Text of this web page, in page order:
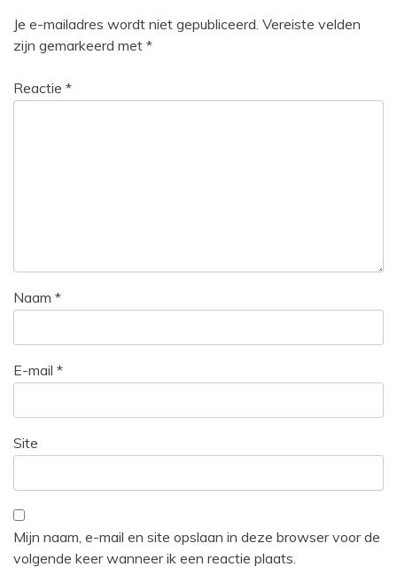
Je e-mailadres wordt niet gepubliceerd. Vereiste velden
zijn gemarkeerd met *
Reactie *
Naam *
E-mail *
Site
Mijn naam, e-mail en site opslaan in deze browser voor de
volgende keer wanneer ik een reactie plaats.